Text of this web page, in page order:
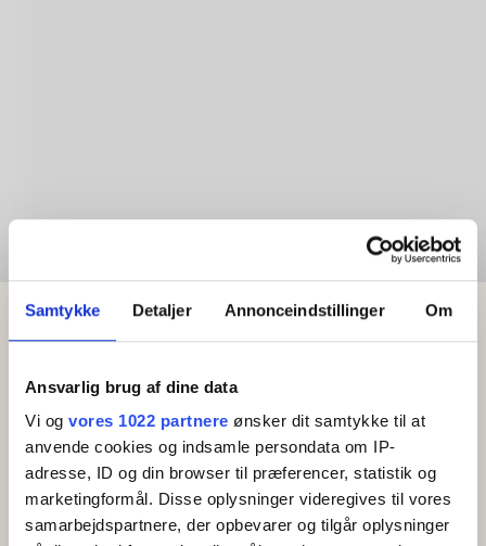
Samtykke Detaljer Annonceindstillinger Om
Ansvarlig brug af dine data
Vi og vores 1022 partnere ønsker dit samtykke til at
anvende cookies og indsamle persondata om IP-
adresse, ID og din browser til præferencer, statistik og
marketingformål. Disse oplysninger videregives til vores
samarbejdspartnere, der opbevarer og tilgår oplysninger